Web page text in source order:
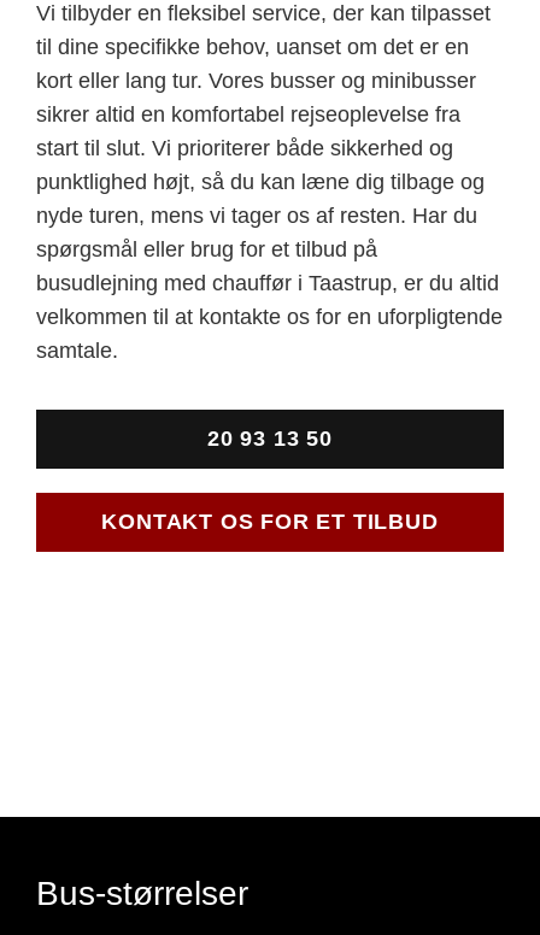
Vi tilbyder en fleksibel service, der kan tilpasset
til dine specifikke behov, uanset om det er en
kort eller lang tur. Vores busser og minibusser
sikrer altid en komfortabel rejseoplevelse fra
start til slut. Vi prioriterer både sikkerhed og
punktlighed højt, så du kan læne dig tilbage og
nyde turen, mens vi tager os af resten. Har du
spørgsmål eller brug for et tilbud på
busudlejning med chauffør i Taastrup, er du altid
velkommen til at kontakte os for en uforpligtende
samtale.
20 93 13 50
KONTAKT OS FOR ET TILBUD
Bus-størrelser